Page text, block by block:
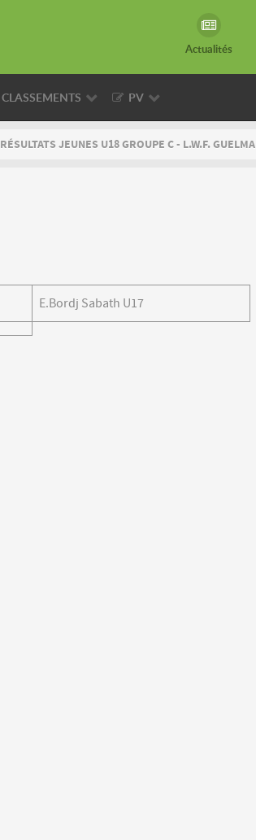
Actualités
CLASSEMENTS PV
RÉSULTATS JEUNES U18 GROUPE C - L.W.F. GUELMA
E.Bordj Sabath U17